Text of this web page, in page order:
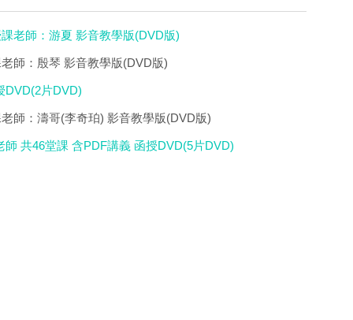
老師：游夏 影音教學版(DVD版)
師：殷琴 影音教學版(DVD版)
DVD(2片DVD)
師：濤哥(李奇珀) 影音教學版(DVD版)
共46堂課 含PDF講義 函授DVD(5片DVD)